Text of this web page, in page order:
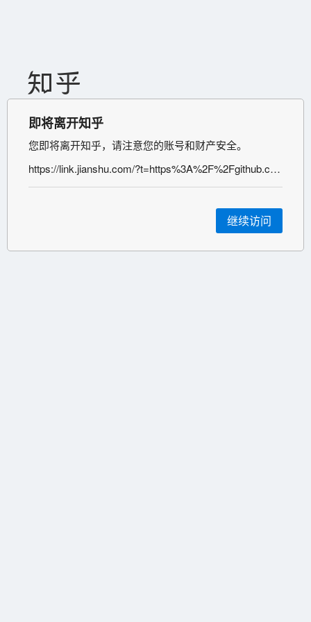
即将离开知乎
您即将离开知乎，请注意您的账号和财产安全。
https://link.jianshu.com/?t=https%3A%2F%2Fgithub.com%2Fvinta%2Fpangu.py
继续访问